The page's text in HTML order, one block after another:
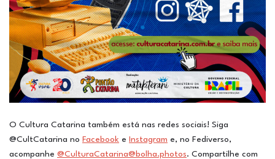
O Cultura Catarina também está nas redes sociais! Siga
@CultCatarina no Facebook e Instagram e, no Fediverso,
acompanhe @CulturaCatarina@bolha.photos. Compartilhe com